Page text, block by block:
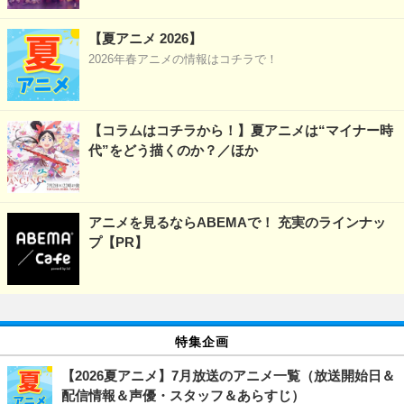
【夏アニメ 2026】
2026年春アニメの情報はコチラで！
【コラムはコチラから！】夏アニメは“マイナー時
代”をどう描くのか？／ほか
アニメを見るならABEMAで！ 充実のラインナッ
プ【PR】
特集企画
【2026夏アニメ】7月放送のアニメ一覧（放送開始日＆
配信情報＆声優・スタッフ＆あらすじ）